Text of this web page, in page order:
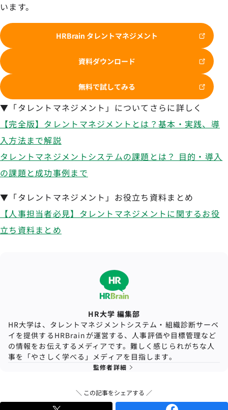
います。
HRBrain タレントマネジメント
資料ダウンロード
無料で試してみる
▼「タレントマネジメント」についてさらに詳しく
【完全版】タレントマネジメントとは？基本・実践、導
入方法まで解説
タレントマネジメントシステムの課題とは？ 目的・導入
の課題と成功事例まで
▼「タレントマネジメント」お役立ち資料まとめ
【人事担当者必見】タレントマネジメントに関するお役
立ち資料まとめ
HR大学 編集部
HR大学は、タレントマネジメントシステム・組織診断サーベ
イを提供するHRBrainが運営する、人事評価や目標管理など
の情報をお伝えするメディアです。難しく感じられがちな人
事を「やさしく学べる」メディアを目指します。
監修者詳細
＼ この記事をシェアする ／